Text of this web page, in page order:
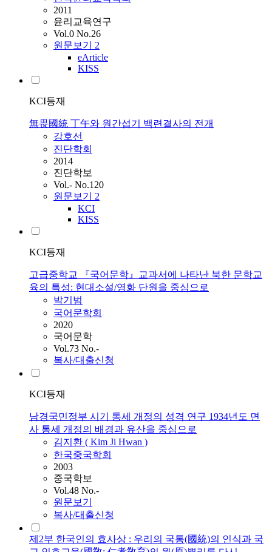
2011
윤리교육연구
Vol.0 No.26
원문보기 2
eArticle
KISS
KCI등재
無畏國統 丁午와 원간섭기 백련결사의 전개
강호선
진단학회
2014
진단학보
Vol.- No.120
원문보기 2
KCI
KISS
KCI등재
고급중학교 『국어문학』교과서에 나타난 북한 문학교
육의 특성: 현대소설/영화 단원을 중심으로
박기범
국어문학회
2020
국어문학
Vol.73 No.-
복사/대출신청
KCI등재
남경국민정부 시기 통세 개정의 성격 연구 1934년도 면
사 통세 개정의 배경과 유산을 중심으로
김지환 ( Kim Ji Hwan )
한국중국학회
2003
중국학보
Vol.48 No.-
원문보기
복사/대출신청
제2부 한국인의 효사상 : 우리의 국통(國統)의 인식과 국